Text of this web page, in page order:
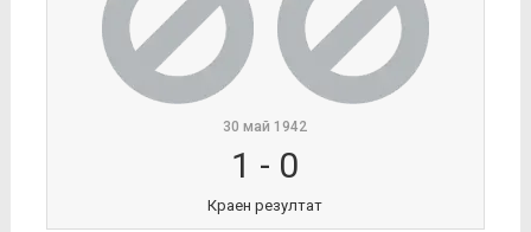
30 май 1942
1 - 0
Краен резултат